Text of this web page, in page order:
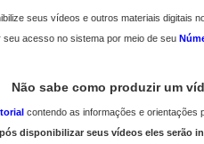
seus vídeos e outros materiais digitais
seu acesso no sistema por meio de seu
Não sabe como produzir um
contendo as informações e orientações
disponibilizar seus vídeos eles serão